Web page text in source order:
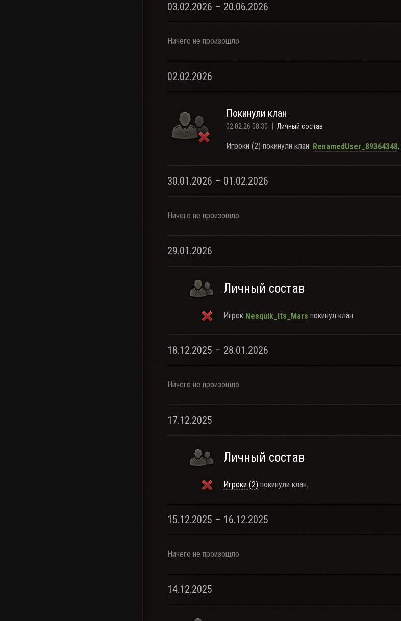
03.02.2026 – 20.06.2026
Ничего не произошло
02.02.2026
Покинули клан
02.02.26 08:30 Личный состав
Игроки (2) покинули клан: RenamedUser_89364348,
30.01.2026 – 01.02.2026
Ничего не произошло
29.01.2026
Личный состав
Игрок Nesquik_Its_Mars покинул клан.
18.12.2025 – 28.01.2026
Ничего не произошло
17.12.2025
Личный состав
Игроки (2) покинули клан.
15.12.2025 – 16.12.2025
Ничего не произошло
14.12.2025